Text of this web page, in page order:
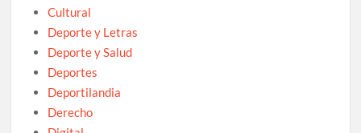
Cultural
Deporte y Letras
Deporte y Salud
Deportes
Deportilandia
Derecho